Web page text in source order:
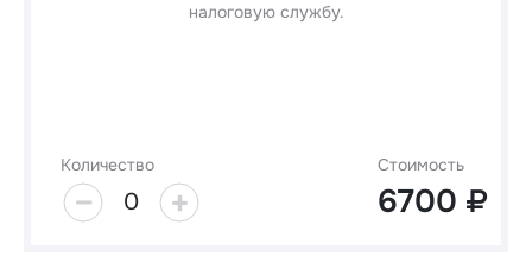
налоговую службу.
Количество
0
Стоимость
6700